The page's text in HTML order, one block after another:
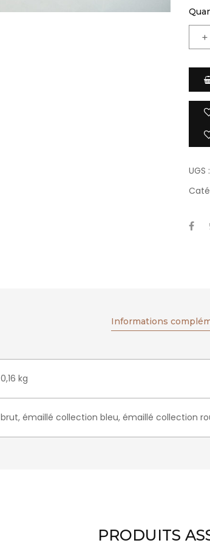
UGS :
Informations
0,16 kg
brut, émaillé collection bleu, émaillé collection
PRODUITS